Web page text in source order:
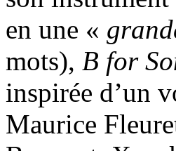
en une «
mots), B for
inspirée d’un
Maurice